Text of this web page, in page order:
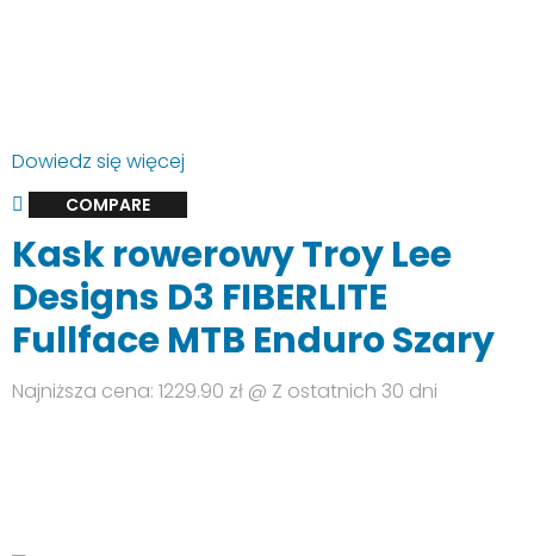
Dowiedz się więcej
COMPARE
Kask rowerowy Troy Lee
Designs D3 FIBERLITE
Fullface MTB Enduro Szary
Najniższa cena: 1229.90 zł @ Z ostatnich 30 dni